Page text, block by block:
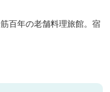
百年の老舗料理旅館。宿